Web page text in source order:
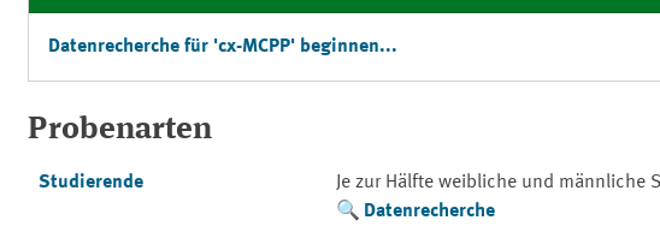
Datenrecherche für 'cx-MCPP' beginnen...
Probenarten
Studierende
Je zur Hälfte weibliche und männliche
Datenrecherche